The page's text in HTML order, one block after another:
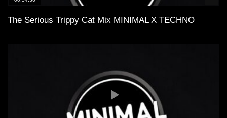
The Serious Trippy Cat Mix MINIMAL X TECHNO